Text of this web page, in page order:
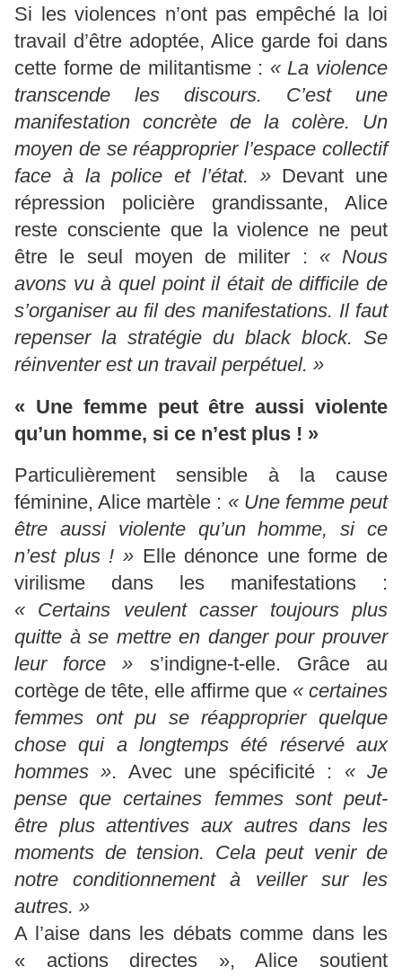
Si les violences n’ont pas empêché la loi
travail d’être adoptée, Alice garde foi dans
cette forme de militantisme : « La violence
transcende les discours. C’est une
manifestation concrète de la colère. Un
moyen de se réapproprier l’espace collectif
face à la police et l’état. »Devant une
répression policière grandissante, Alice
reste consciente que la violence ne peut
être le seul moyen de militer : « Nous
avons vu à quel point il était de difficile de
s’organiser au fil des manifestations. Il faut
repenser la stratégie du black block. Se
réinventer est un travail perpétuel. »
« Une femme peut être aussi violente
qu’un homme, si ce n’est plus ! »
Particulièrement sensible à la cause
féminine, Alice martèle : « Une femme peut
être aussi violente qu’un homme, si ce
n’est plus ! »Elle dénonce une forme de
virilisme dans les manifestations :
« Certains veulent casser toujours plus
quitte à se mettre en danger pour prouver
leur force » s’indigne-t-elle. Grâce au
cortège de tête, elle affirme que « certaines
femmes ont pu se réapproprier quelque
chose qui a longtemps été réservé aux
hommes ». Avec une spécificité : « Je
pense que certaines femmes sont peut-
être plus attentives aux autres dans les
moments de tension. Cela peut venir de
notre conditionnement à veiller sur les
autres. »
A l’aise dans les débats comme dans les
« actions directes », Alice soutient